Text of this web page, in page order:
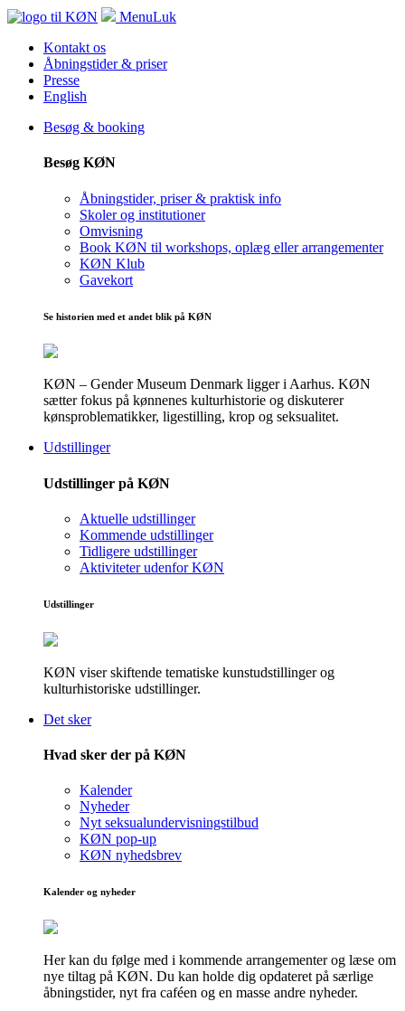
MenuLuk
Kontakt os
Åbningstider & priser
Presse
English
Besøg & booking
Besøg KØN
Åbningstider, priser & praktisk info
Skoler og institutioner
Omvisning
Book KØN til workshops, oplæg eller arrangementer
KØN Klub
Gavekort
Se historien med et andet blik på KØN
KØN – Gender Museum Denmark ligger i Aarhus. KØN
sætter fokus på kønnenes kulturhistorie og diskuterer
kønsproblematikker, ligestilling, krop og seksualitet.
Udstillinger
Udstillinger på KØN
Aktuelle udstillinger
Kommende udstillinger
Tidligere udstillinger
Aktiviteter udenfor KØN
Udstillinger
KØN viser skiftende tematiske kunstudstillinger og
kulturhistoriske udstillinger.
Det sker
Hvad sker der på KØN
Kalender
Nyheder
Nyt seksualundervisningstilbud
KØN pop-up
KØN nyhedsbrev
Kalender og nyheder
Her kan du følge med i kommende arrangementer og læse om
nye tiltag på KØN. Du kan holde dig opdateret på særlige
åbningstider, nyt fra caféen og en masse andre nyheder.